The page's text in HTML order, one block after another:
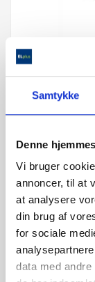
Samtykke
Denne
Vi bruger
annoncer, til at
at analysere
din brug af
for sociale
data med
PLISSE 35
2-3 Ullut
Få på lager
SORT PLISSE